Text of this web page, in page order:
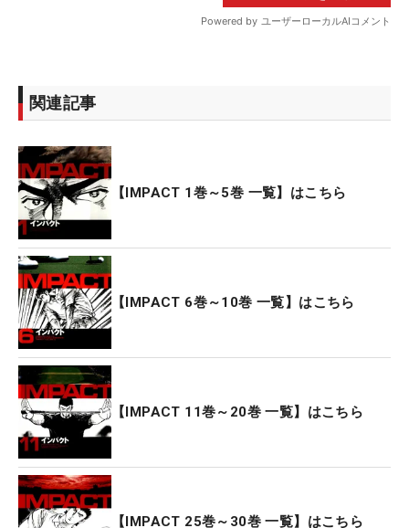
関連記事
【IMPACT 1巻～5巻 一覧】はこちら
【IMPACT 6巻～10巻 一覧】はこちら
【IMPACT 11巻～20巻 一覧】はこちら
【IMPACT 25巻～30巻 一覧】はこちら